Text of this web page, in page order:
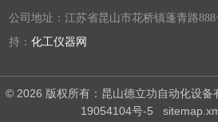
公司地址：江苏省昆山市花桥镇蓬青路
持：化工仪器网
© 2026 版权所有：昆山德立功自动化设备
19054104号-5